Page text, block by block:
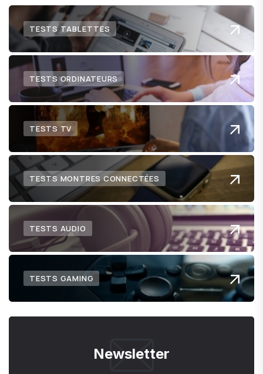
TESTS TABLETTES
TESTS ORDINATEURS
TESTS TV
TESTS MONTRES CONNECTÉES
TESTS AUDIO
TESTS GAMING
Newsletter